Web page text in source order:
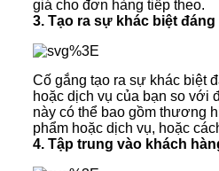
giá cho đơn hàng tiếp theo.
3. Tạo ra sự khác biệt đáng
Cố gắng tạo ra sự khác biệt
hoặc dịch vụ của bạn so với
này có thể bao gồm thương
phẩm hoặc dịch vụ, hoặc
4. Tập trung vào khách